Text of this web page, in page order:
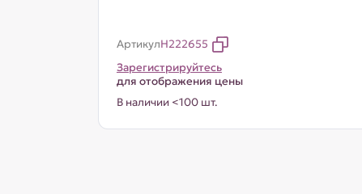
АртикулH222655
Зарегистрируйтесь
для отображения цены
В наличии <100 шт.